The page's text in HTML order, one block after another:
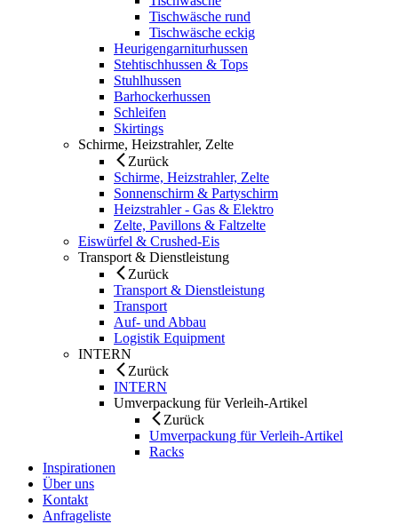
Tischwäsche rund
Tischwäsche eckig
Heurigengarniturhussen
Stehtischhussen & Tops
Stuhlhussen
Barhockerhussen
Schleifen
Skirtings
Schirme, Heizstrahler, Zelte
Zurück
Schirme, Heizstrahler, Zelte
Sonnenschirm & Partyschirm
Heizstrahler - Gas & Elektro
Zelte, Pavillons & Faltzelte
Eiswürfel & Crushed-Eis
Transport & Dienstleistung
Zurück
Transport & Dienstleistung
Transport
Auf- und Abbau
Logistik Equipment
INTERN
Zurück
INTERN
Umverpackung für Verleih-Artikel
Zurück
Umverpackung für Verleih-Artikel
Racks
Inspirationen
Über uns
Kontakt
Anfrageliste